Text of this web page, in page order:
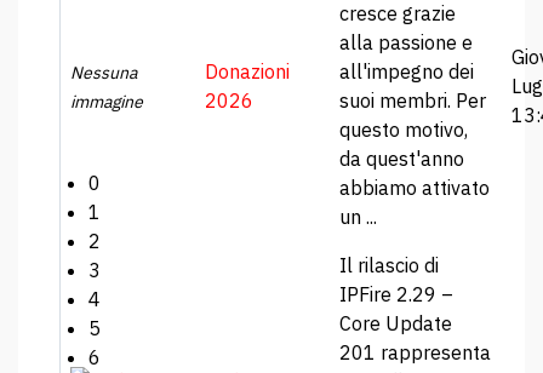
0
1
2
3
4
5
6
Nessuna
immagine
Donazioni
2026
cresce grazie
alla passione e
all'impegno dei
suoi membri. Per
questo motivo,
da quest'anno
abbiamo attivato
un ...
Il rilascio di
IPFire 2.29 –
Core Update
201 rappresenta